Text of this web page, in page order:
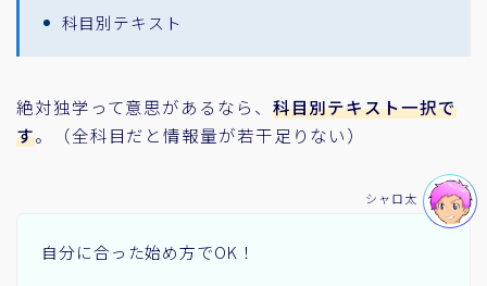
科目別テキスト
絶対独学って意思があるなら、 科目別テキスト一択で
す。（全科目だと情報量が若干足りない）
自分に合った始め方でOK！
シャロ太